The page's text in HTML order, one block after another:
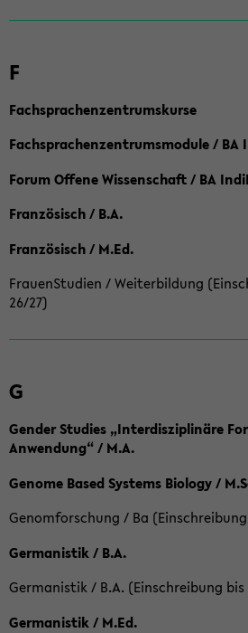
F
Fachsprachenzentrumskurse
Fachsprachenzentrumsmodule / BA
Forum Offene Wissenschaft / BA
Französisch / B.A.
Französisch / M.Ed.
FrauenStudien / Weiterbildung
26/27)
G
Gender Studies „Interdisziplinäre
Anwendung“ / M.A.
Genome Based Systems Biology /
Genomforschung / Ba (Einschreibung
Germanistik / B.A.
Germanistik / B.A. (Einschreibung bis
Germanistik / M.Ed.